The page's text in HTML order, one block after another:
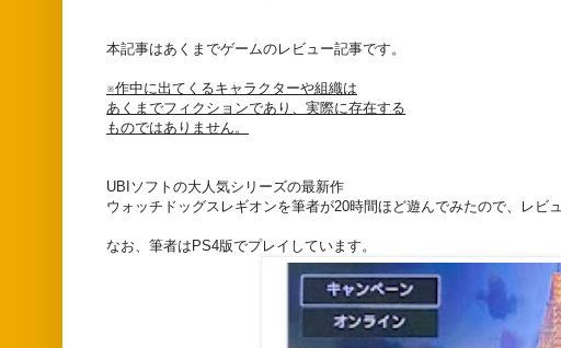
本記事はあくまでゲームのレビュー記事です。
※作中に出てくるキャラクターや組織は
あくまでフィクションであり、実際に存在する
ものではありません。
UBIソフトの大人気シリーズの最新作
ウォッチドッグスレギオンを筆者が20時間ほど遊んでみたので、レビ
なお、筆者はPS4版でプレイしています。